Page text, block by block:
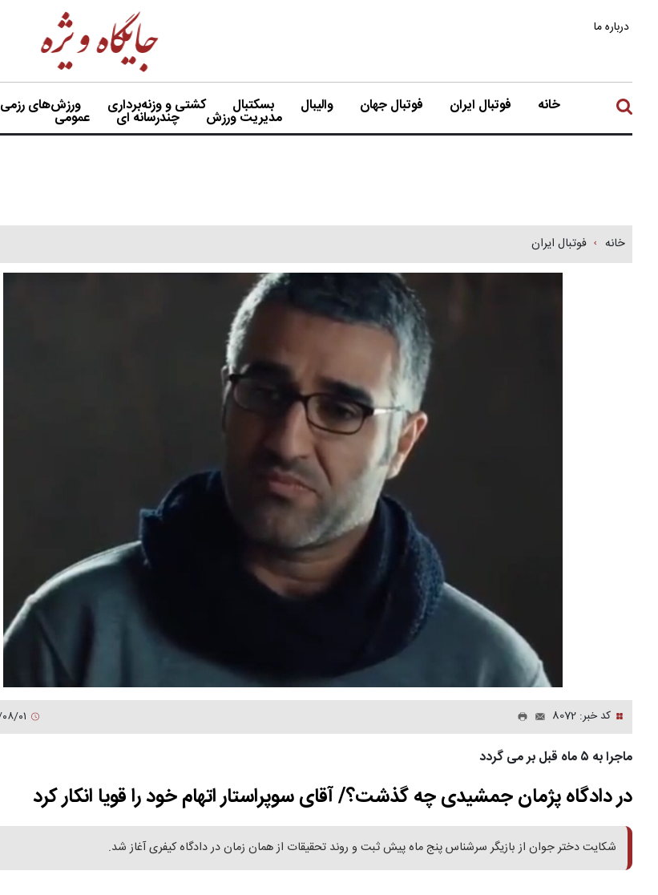
درباره ما
خانه فوتبال ایران فوتبال جهان والیبال بسکتبال کشتی و وزنه‌برداری ورزش‌های رزمی
مدیریت ورزش چندرسانه ای عمومی
خانه فوتبال ایران
کد خبر: 8072
ماجرا به ۵ ماه قبل بر می گردد
در دادگاه پژمان جمشیدی چه گذشت؟/ آقای سوپر‌استار اتهام خود را قویا انکار کرد
شکایت دختر جوان از بازیگر سرشناس پنج ماه پیش ثبت ‌‌و روند تحقیقات از همان زمان در دادگاه کیفری آغاز شد.